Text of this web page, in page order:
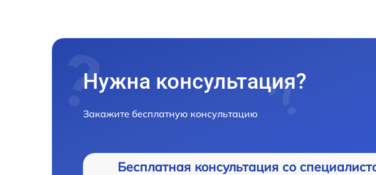
Нужна консультация?
Закажите бесплатную консультацию
Бесплатная консультация со